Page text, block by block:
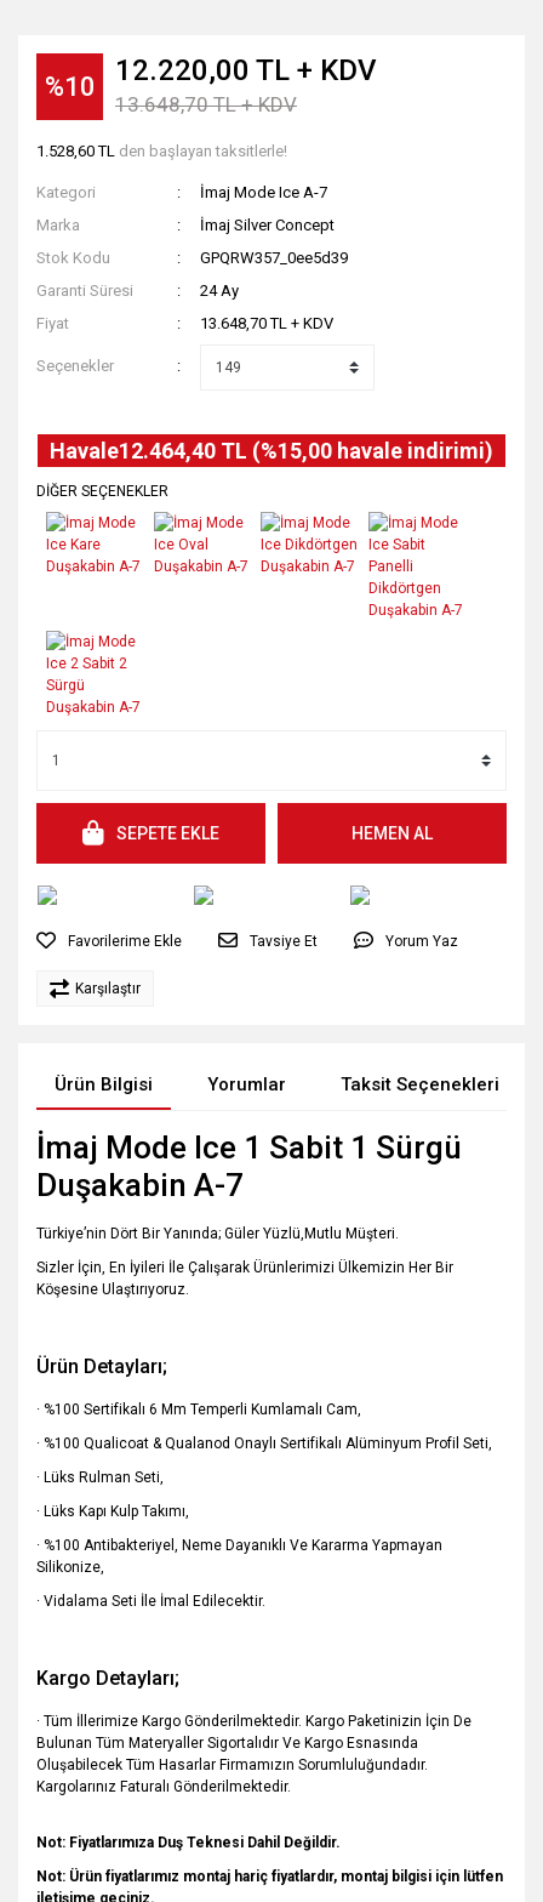
%10 12.220,00 TL + KDV
13.648,70 TL + KDV
1.528,60 TL den başlayan taksitlerle!
Kategori
İmaj Mode Ice A-7
Marka
İmaj Silver Concept
Stok Kodu
GPQRW357_0ee5d39
Garanti Süresi
24 Ay
Fiyat
13.648,70 TL + KDV
Seçenekler
Havale12.464,40 TL (%15,00 havale indirimi)
DİĞER SEÇENEKLER
SEPETE EKLE HEMEN AL
Tavsiye Et Yorum Yaz
Karşılaştır
Ürün Bilgisi Yorumlar Taksit Seçenekleri
İmaj Mode Ice 1 Sabit 1 Sürgü
Duşakabin A-7
Türkiye’nin Dört Bir Yanında; Güler Yüzlü,Mutlu Müşteri.
Sizler İçin, En İyileri İle Çalışarak Ürünlerimizi Ülkemizin Her Bir
Köşesine Ulaştırıyoruz.
Ürün Detayları;
· %100 Sertifikalı 6 Mm Temperli Kumlamalı Cam,
· %100 Qualicoat & Qualanod Onaylı Sertifikalı Alüminyum Profil Seti,
· Lüks Rulman Seti,
· Lüks Kapı Kulp Takımı,
· %100 Antibakteriyel, Neme Dayanıklı Ve Kararma Yapmayan
Silikonize,
· Vidalama Seti İle İmal Edilecektir.
Kargo Detayları;
· Tüm İllerimize Kargo Gönderilmektedir. Kargo Paketinizin İçin De
Bulunan Tüm Materyaller Sigortalıdır Ve Kargo Esnasında
Oluşabilecek Tüm Hasarlar Firmamızın Sorumluluğundadır.
Kargolarınız Faturalı Gönderilmektedir.
Not: Fiyatlarımıza Duş Teknesi Dahil Değildir.
Not: Ürün fiyatlarımız montaj hariç fiyatlardır, montaj bilgisi için lütfen
iletişime geçiniz.